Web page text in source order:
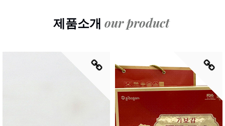
제품소개 our product